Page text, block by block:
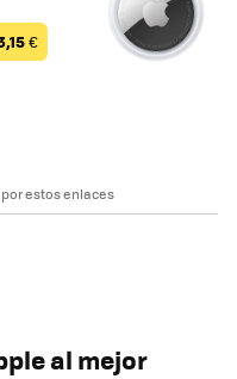
€
estos enlaces
al mejor